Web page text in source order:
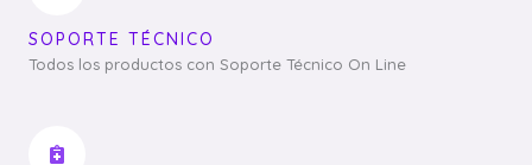
SOPORTE TÉCNICO
Todos los productos con Soporte Técnico On Line